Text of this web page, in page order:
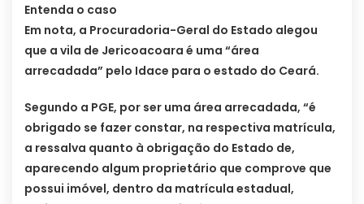
Entenda o caso
Em nota, a Procuradoria-Geral do Estado alegou
que a vila de Jericoacoara é uma “área
arrecadada” pelo Idace para o estado do Ceará.
Segundo a PGE, por ser uma área arrecadada, “é
obrigado se fazer constar, na respectiva matrícula,
a ressalva quanto à obrigação do Estado de,
aparecendo algum proprietário que comprove que
possui imóvel, dentro da matrícula estadual,